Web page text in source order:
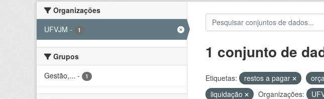
Organizações
UFVJM - 1
Grupos
Gestão,... - 1
1 conjunto de
Etiquetas: restos a pagar
liquidação
Organizações: